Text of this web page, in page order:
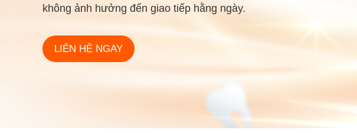
không ảnh hưởng đến giao tiếp hằng ngày.
LIÊN HỆ NGAY